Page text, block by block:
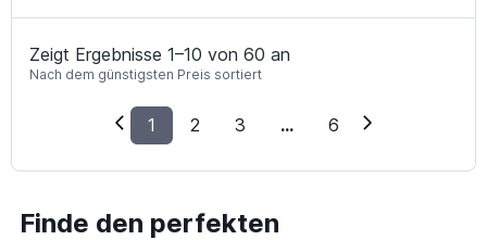
Zeigt Ergebnisse 1–10 von 60 an
Nach dem günstigsten Preis sortiert
1 2 3 ... 6
Finde den perfekten